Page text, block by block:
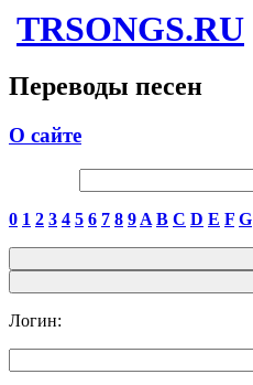
TRSONGS.RU
Переводы песен
О сайте
0 1 2 3 4 5 6 7 8 9 A B C D E F G
Логин: